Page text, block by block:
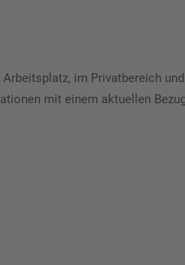
im Privatbereich
mit einem aktuellen